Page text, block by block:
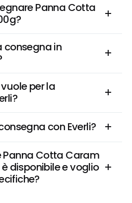
Panna Cotta
consegna in
per la
con Everli?
Panna Cotta Caram
disponibile e voglio